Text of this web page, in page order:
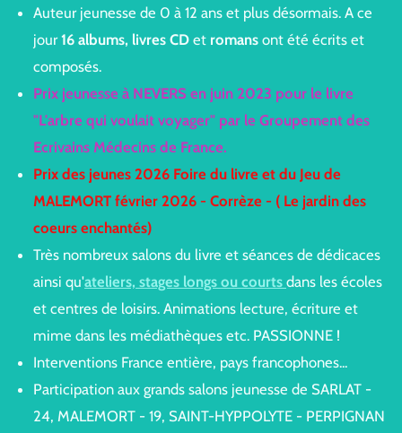
Auteur jeunesse de 0 à 12 ans et plus désormais. A ce
jour16 albums, livres CD et romans ont été écrits et
composés.
Prix jeunesse à NEVERS en juin 2023 pour le livre
"L'arbre qui voulait voyager" par le Groupement des
Ecrivains Médecins de France.
Prix des jeunes 2026 Foire du livre et du Jeu de
MALEMORT février 2026 - Corrèze - ( Le jardin des
coeurs enchantés)
Très nombreux salons du livre et séances de dédicaces
ainsi qu'ateliers, stages longs ou courts dans les écoles
et centres de loisirs. Animations lecture, écriture et
mime dans les médiathèques etc. PASSIONNE !
Interventions France entière, pays francophones...
Participation aux grands salons jeunesse de SARLAT -
24, MALEMORT - 19, SAINT-HYPPOLYTE - PERPIGNAN